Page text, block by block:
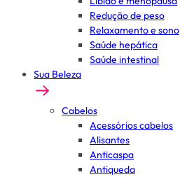
Redução de peso
Relaxamento e sono
Saúde hepática
Saúde intestinal
Sua Beleza
Cabelos
Acessórios cabelos
Alisantes
Anticaspa
Antiqueda